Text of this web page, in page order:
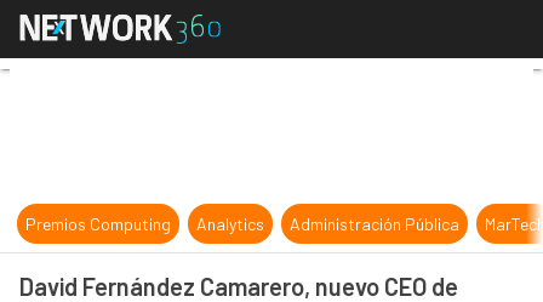
David Fernández Camarero, nuevo
Premios Computing Analytics Administración Pública
David Fernández Camarero, nuevo CEO de